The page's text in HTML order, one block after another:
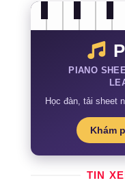
PIANO
Học đàn, tải sheet
Khám
TIN